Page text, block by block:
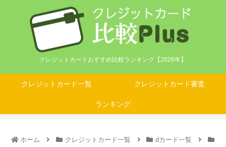
クレジットカードおすすめ比較ランキング【2026年】
クレジットカード一覧 クレジットカード審査
ランキング
ホーム クレジットカード一覧
dカード一覧